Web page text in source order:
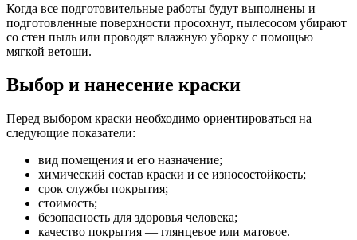
Когда все подготовительные работы будут выполнены и
подготовленные поверхности просохнут, пылесосом убирают
со стен пыль или проводят влажную уборку с помощью
мягкой ветоши.
Выбор и нанесение краски
Перед выбором краски необходимо ориентироваться на
следующие показатели:
вид помещения и его назначение;
химический состав краски и ее износостойкость;
срок службы покрытия;
стоимость;
безопасность для здоровья человека;
качество покрытия — глянцевое или матовое.